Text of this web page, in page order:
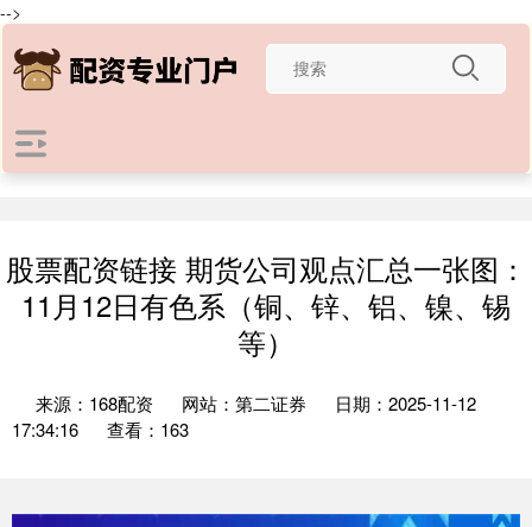
-->
股票配资链接 期货公司观点汇总一张图：
11月12日有色系（铜、锌、铝、镍、锡
等）
来源：168配资 网站：第二证券
日期：2025-11-12
17:34:16
查看：163